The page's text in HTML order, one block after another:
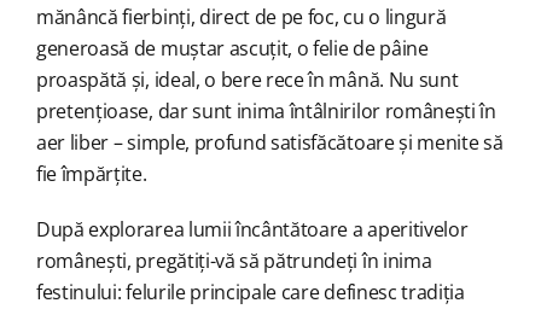
mănâncă fierbinți, direct de pe foc, cu o lingură
generoasă de muștar ascuțit, o felie de pâine
proaspătă și, ideal, o bere rece în mână. Nu sunt
pretențioase, dar sunt inima întâlnirilor românești în
aer liber – simple, profund satisfăcătoare și menite să
fie împărțite.
După explorarea lumii încântătoare a aperitivelor
românești, pregătiți-vă să pătrundeți în inima
festinului: felurile principale care definesc tradiția